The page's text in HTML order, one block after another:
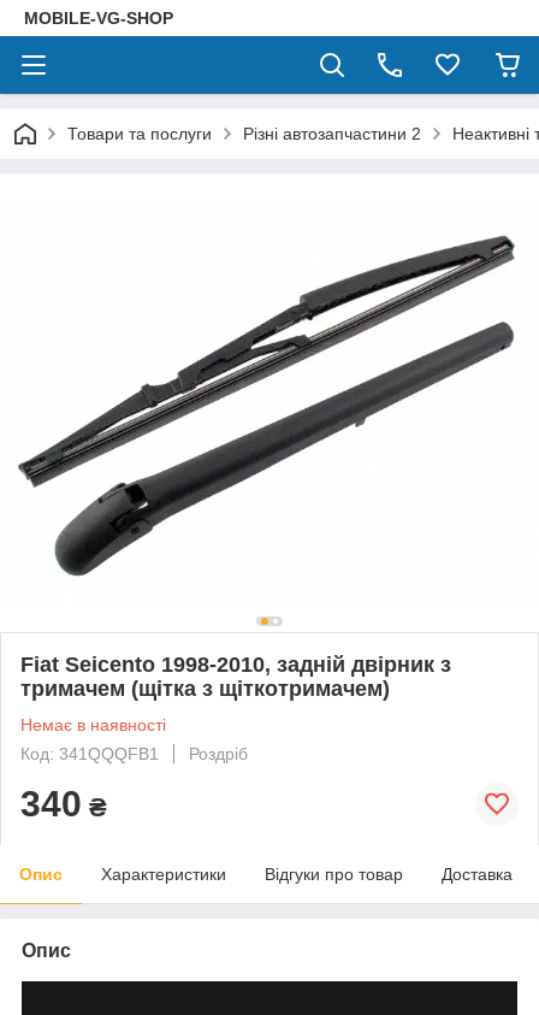
MOBILE-VG-SHOP
Товари та послуги Різні автозапчастини 2 Неактивні
Fiat Seicento 1998-2010, задній двірник з
тримачем (щітка з щіткотримачем)
Немає в наявності
Код: 341QQQFB1
Роздріб
340 ₴
Опис Характеристики Відгуки про товар Доставка
Опис